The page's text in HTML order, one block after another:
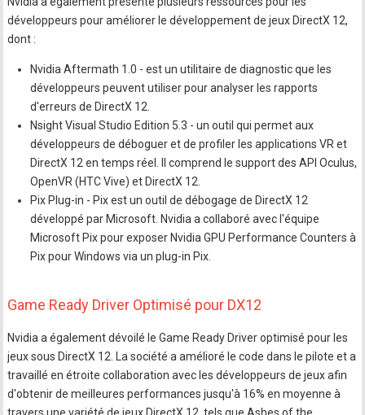
développeurs pour améliorer le développement de jeux DirectX 12,
dont :
Nvidia Aftermath 1.0 - est un utilitaire de diagnostic que les
développeurs peuvent utiliser pour analyser les rapports
d'erreurs de DirectX 12.
Nsight Visual Studio Edition 5.3 - un outil qui permet aux
développeurs de déboguer et de profiler les applications VR et
DirectX 12 en temps réel. Il comprend le support des API Oculus,
OpenVR (HTC Vive) et DirectX 12.
Pix Plug-in - Pix est un outil de débogage de DirectX 12
développé par Microsoft. Nvidia a collaboré avec l'équipe
Microsoft Pix pour exposer Nvidia GPU Performance Counters à
Pix pour Windows via un plug-in Pix.
Game Ready Driver Optimisé pour DX12
Nvidia a également dévoilé le Game Ready Driver optimisé pour les
jeux sous DirectX 12. La société a amélioré le code dans le pilote et a
travaillé en étroite collaboration avec les développeurs de jeux afin
d'obtenir de meilleures performances jusqu'à 16% en moyenne à